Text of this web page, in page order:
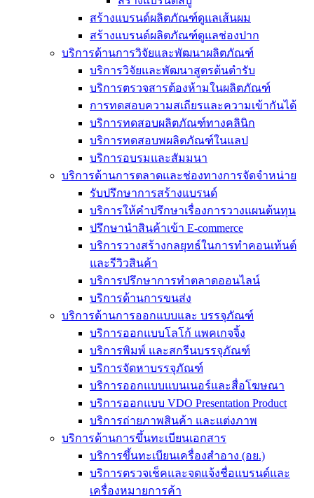
สร้างแบรนด์ผลิตภัณฑ์ดูแลเส้นผม
สร้างแบรนด์ผลิตภัณฑ์ดูแลช่องปาก
บริการด้านการวิจัยและพัฒนาผลิตภัณฑ์
บริการวิจัยและพัฒนาสูตรต้นตำรับ
บริการตรวจสารต้องห้ามในผลิตภัณฑ์
การทดสอบความสเถียรและความเข้ากันได้
บริการทดสอบผลิตภัณฑ์ทางคลินิก
บริการทดสอบพผลิตภัณฑ์ในแลป
บริการอบรมและสัมมนา
บริการด้านการตลาดและช่องทางการจัดจำหน่าย
รับปรึกษาการสร้างแบรนด์
บริการให้คำปรึกษาเรื่องการวางแผนต้นทุน
ปรึกษานำสินค้าเข้า E-commerce
บริการวางสร้างกลยุทธ์ในการทำคอนเท้นต์
และรีวิวสินค้า
บริการปรึกษาการทำตลาดออนไลน์
บริการด้านการขนส่ง
บริการด้านการออกแบบและ บรรจุภัณฑ์
บริการออกแบบโลโก้ แพคเกจจิ้ง
บริการพิมพ์ และสกรีนบรรจุภัณฑ์
บริการจัดหาบรรจุภัณฑ์
บริการออกแบบแบนเนอร์และสื่อโฆษณา
บริการออกแบบ VDO Presentation Product
บริการถ่ายภาพสินค้า และแต่งภาพ
บริการด้านการขึ้นทะเบียนเอกสาร
บริการขึ้นทะเบียนเครื่องสำอาง (อย.)
บริการตรวจเช็คและจดแจ้งชื่อแบรนด์และ
เครื่องหมายการค้า